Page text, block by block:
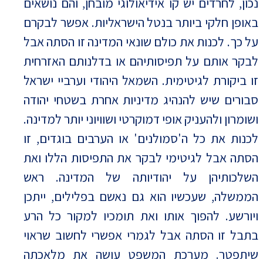
באופן חלקי ביותר בנטל הישראליות. אפשר לבקרם
על כך. לכנות את כולם שונאי המדינה זו הסתה אבל
לבקר אותם על תפיסותיהם או בדלנותם האזרחית
זו ביקורת לגיטימית. השמאל היהודי וערביי ישראל
סבורים שיש להנהיג מדיניות אחרת בשטחי יהודה
ושומרון ולהעניק אופי דמוקרטי ושוויוני יותר למדינה.
לכנות את כל ה'סמולנים' או הערבים בוגדים, זו
הסתה אבל לגיטימי לבקר את התפיסות הללו ואת
השלכותיהן על יהודיותה של המדינה. ראש
הממשלה, שעכשיו הוא גם נאשם בפלילים, ייתכן
ויורשע. להפוך אותו ואת תומכיו למקור כל הרע
בתבל זו הסתה אבל לגמרי אפשרי לחשוב שראוי
שיתפטר. מערכת המשפט עושה את מלאכתה